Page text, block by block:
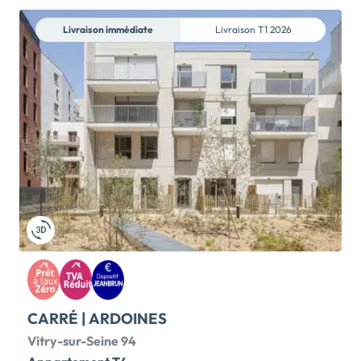
commerces, des services et des établissements
scolaires de la maternelle au lycée. A quelques pas,
les amoureux de la nature pourront profiter des bords
de Seine ou des bords de Marne. Pour simplifier vos
déplacements, la ligne 8 du métro station « Ecole
Vétérinaire » est à 12 minutes à pied** et vous
permettra de rejoindre Paris Bastille en 15 minutes**.
En voiture, vous rejoindrez Paris par la Porte d'Ivry en
seulement 11min**. La résidence à l'architecture
contemporaine vous propose des appartements du
studio au 5 pièces duplex s'ouvrant pour la plupart sur
des loggias, balcons ou de belles terrasses […] Voir le
programme immobilier neuf >>
Livraison immédiate Livraison T1 2026
CARRÉ | ARDOINES
Vitry-sur-Seine 94